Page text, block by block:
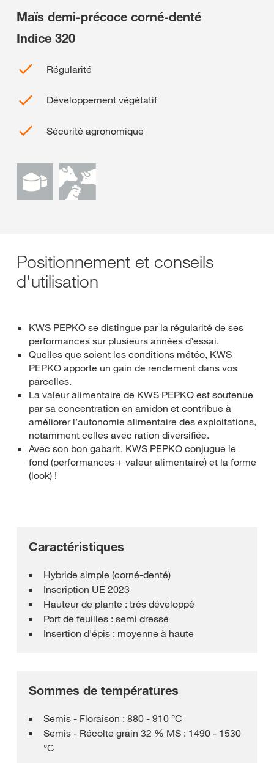
Maïs demi-précoce corné-denté
Indice 320
Régularité
Développement végétatif
Sécurité agronomique
Positionnement et conseils
d'utilisation
KWS PEPKO se distingue par la régularité de ses
performances sur plusieurs années d’essai.
Quelles que soient les conditions météo, KWS
PEPKO apporte un gain de rendement dans vos
parcelles.
La valeur alimentaire de KWS PEPKO est soutenue
par sa concentration en amidon et contribue à
améliorer l’autonomie alimentaire des exploitations,
notamment celles avec ration diversifiée.
Avec son bon gabarit, KWS PEPKO conjugue le
fond (performances + valeur alimentaire) et la forme
(look) !
Caractéristiques
Hybride simple (corné-denté)
Inscription UE 2023
Hauteur de plante : très développé
Port de feuilles : semi dressé
Insertion d'épis : moyenne à haute
Sommes de températures
Semis - Floraison : 880 - 910 °C
Semis - Récolte grain 32 % MS : 1490 - 1530
°C